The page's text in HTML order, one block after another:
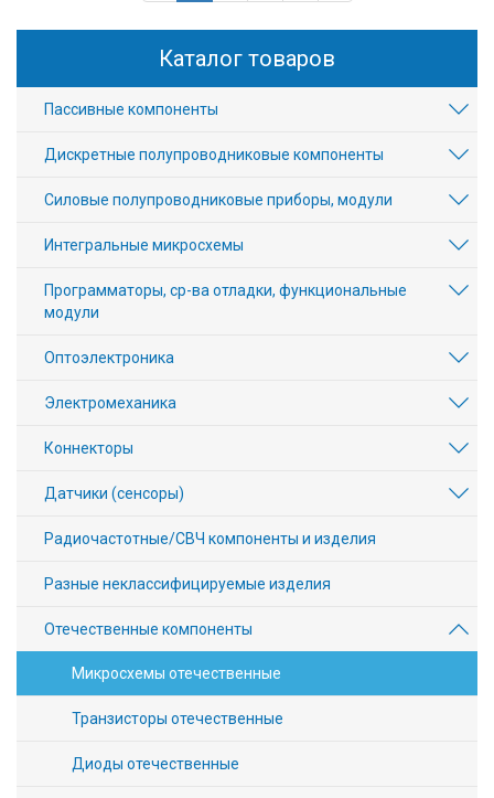
Каталог товаров
Пассивные компоненты
Дискретные полупроводниковые компоненты
Силовые полупроводниковые приборы, модули
Интегральные микросхемы
Программаторы, ср-ва отладки, функциональные
модули
Оптоэлектроника
Электромеханика
Коннекторы
Датчики (сенсоры)
Радиочастотные/СВЧ компоненты и изделия
Разные неклассифицируемые изделия
Отечественные компоненты
Микросхемы отечественные
Транзисторы отечественные
Диоды отечественные